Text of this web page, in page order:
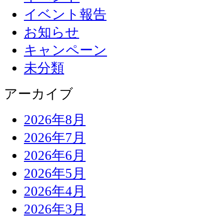
イベント報告
お知らせ
キャンペーン
未分類
アーカイブ
2026年8月
2026年7月
2026年6月
2026年5月
2026年4月
2026年3月